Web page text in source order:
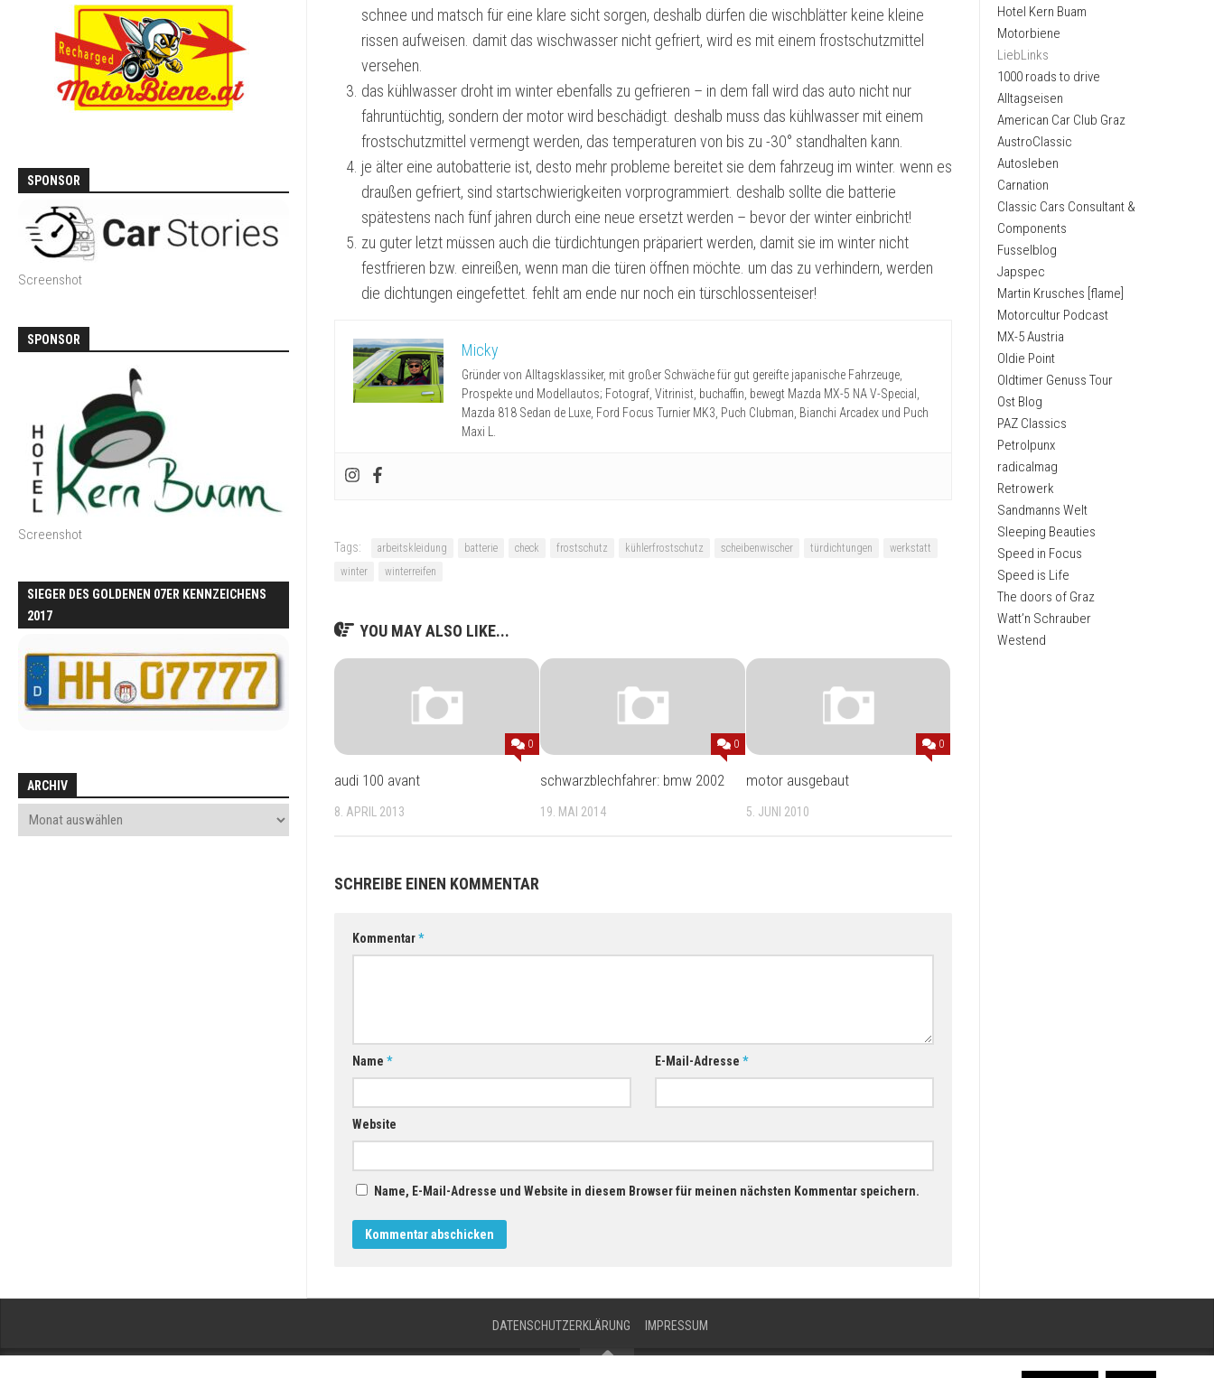
schnee und matsch für eine klare sicht sorgen, deshalb dürfen die wischblätter keine kleine
rissen aufweisen. damit das wischwasser nicht gefriert, wird es mit einem frostschutzmittel
versehen.
das kühlwasser droht im winter ebenfalls zu gefrieren – in dem fall wird das auto nicht nur
fahruntüchtig, sondern der motor wird beschädigt. deshalb muss das kühlwasser mit einem
frostschutzmittel vermengt werden, das temperaturen von bis zu -30° standhalten kann.
je älter eine autobatterie ist, desto mehr probleme bereitet sie dem fahrzeug im winter. wenn es
draußen gefriert, sind startschwierigkeiten vorprogrammiert. deshalb sollte die batterie
spätestens nach fünf jahren durch eine neue ersetzt werden – bevor der winter einbricht!
zu guter letzt müssen auch die türdichtungen präpariert werden, damit sie im winter nicht
festfrieren bzw. einreißen, wenn man die türen öffnen möchte. um das zu verhindern, werden
die dichtungen eingefettet. fehlt am ende nur noch ein türschlossenteiser!
Micky
Gründer von Alltagsklassiker, mit großer Schwäche für gut gereifte japanische Fahrzeuge,
Prospekte und Modellautos; Fotograf, Vitrinist, buchaffin, bewegt Mazda MX-5 NA V-Special,
Mazda 818 Sedan de Luxe, Ford Focus Turnier MK3, Puch Clubman, Bianchi Arcadex und Puch
Maxi L.
Tags: arbeitskleidung batterie check frostschutz kühlerfrostschutz scheibenwischer türdichtungen
werkstatt
winter
winterreifen
YOU MAY ALSO LIKE...
0
audi 100 avant
8. APRIL 2013
0
schwarzblechfahrer: bmw 2002
19. MAI 2014
0
motor ausgebaut
5. JUNI 2010
SCHREIBE EINEN KOMMENTAR
Kommentar*
Name * E-Mail-Adresse *
Website
Name, E-Mail-Adresse und Website in diesem Browser für meinen nächsten Kommentar speichern.
SPONSOR
Screenshot
SPONSOR
Screenshot
SIEGER DES GOLDENEN 07ER KENNZEICHENS
2017
ARCHIV
Hotel Kern Buam
Motorbiene
LiebLinks
1000 roads to drive
Alltagseisen
American Car Club Graz
AustroClassic
Autosleben
Carnation
Classic Cars Consultant &
Components
Fusselblog
Japspec
Martin Krusches [flame]
Motorcultur Podcast
MX-5 Austria
Oldie Point
Oldtimer Genuss Tour
Ost Blog
PAZ Classics
Petrolpunx
radicalmag
Retrowerk
Sandmanns Welt
Sleeping Beauties
Speed in Focus
Speed is Life
The doors of Graz
Watt’n Schrauber
Westend
DATENSCHUTZERKLÄRUNG IMPRESSUM